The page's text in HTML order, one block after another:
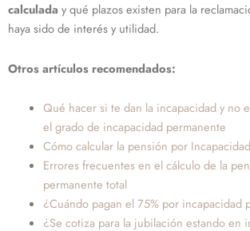
calculada y qué plazos existen para la
haya sido de interés y utilidad.
Otros artículos recomendados:
Qué hacer si te dan la incapacidad y no
el grado de incapacidad permanente
Cómo calcular la pensión por
Errores frecuentes en el cálculo de la
permanente total
¿Cuándo pagan el 75% por incapacidad
¿Se cotiza para la jubilación estando en